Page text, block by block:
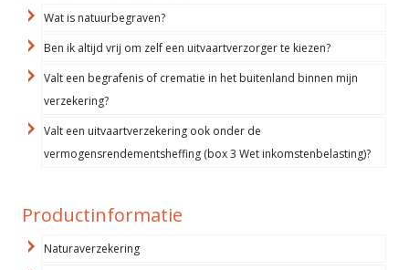
Wat is natuurbegraven?
Ben ik altijd vrij om zelf een uitvaartverzorger te kiezen?
Valt een begrafenis of crematie in het buitenland binnen mijn
verzekering?
Valt een uitvaartverzekering ook onder de
vermogensrendementsheffing (box 3 Wet inkomstenbelasting)?
Productinformatie
Naturaverzekering